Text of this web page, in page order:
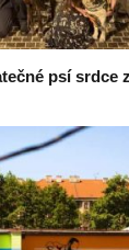
psí srdce